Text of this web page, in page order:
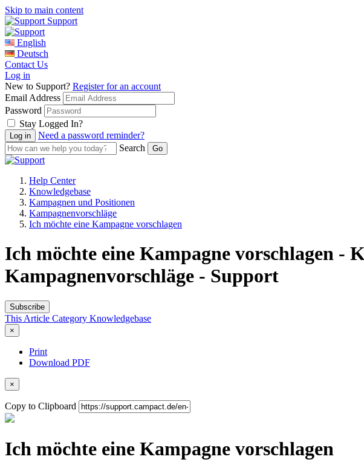
Skip to main content
Support
English
Deutsch
Contact Us
Log in
New to Support? Register for an account
Email Address
Password
Stay Logged In?
Need a password reminder?
Search
Help Center
Knowledgebase
Kampagnen und Positionen
Kampagnenvorschläge
Ich möchte eine Kampagne vorschlagen
Ich möchte eine Kampagne vorschlagen -
Kampagnenvorschläge - Support
Subscribe
This Article Category Knowledgebase
×
Print
Download PDF
×
Copy to Clipboard
Ich möchte eine Kampagne vorschlagen